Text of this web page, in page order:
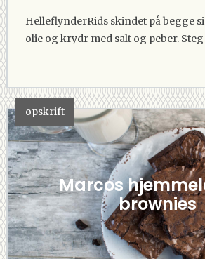
HelleflynderRids skindet på begge
olie og krydr med salt og peber. Steg
opskrift
Marcos
brownies